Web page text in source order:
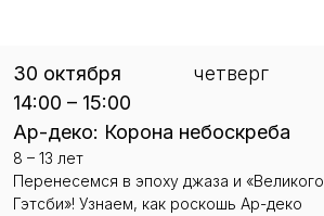
30 октября
четверг
14:00 – 15:00
Ар-деко: Корона небоскреба
8 – 13 лет
Перенесемся в эпоху джаза и «Великого
Гэтсби»! Узнаем, как роскошь Ар-деко